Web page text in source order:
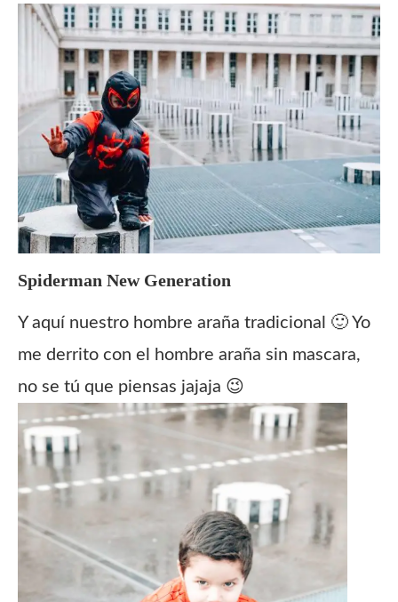
Spiderman New Generation
Y aquí nuestro hombre araña tradicional 🙂 Yo
me derrito con el hombre araña sin mascara,
no se tú que piensas jajaja 😉